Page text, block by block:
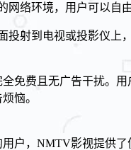
网络环境，用户可以自
投射到电视或投影仪上
免费且无广告干扰。
恼。
户，NMTV影视提供